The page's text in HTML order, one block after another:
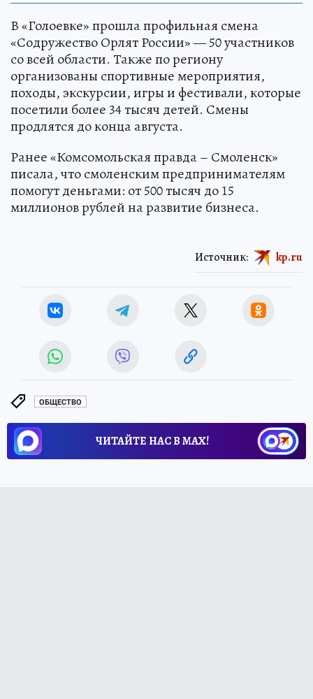
В «Голоевке» прошла профильная смена
«Содружество Орлят России» — 50 участников
со всей области. Также по региону
организованы спортивные мероприятия,
походы, экскурсии, игры и фестивали, которые
посетили более 34 тысяч детей. Смены
продлятся до конца августа.
Ранее «Комсомольская правда – Смоленск»
писала, что смоленским предпринимателям
помогут деньгами: от 500 тысяч до 15
миллионов рублей на развитие бизнеса.
Источник: kp.ru
ОБЩЕСТВО
ЧИТАЙТЕ НАС В МАХ!